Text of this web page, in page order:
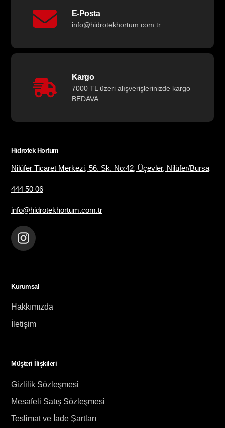
E-Posta
info@hidrotekhortum.com.tr
Kargo
7000 TL üzeri alışverişlerinizde kargo
BEDAVA
Hidrotek Hortum
Nilüfer Ticaret Merkezi, 56. Sk. No:42, Üçevler, Nilüfer/Bursa
444 50 06
info@hidrotekhortum.com.tr
Instagram
Kurumsal
Hakkımızda
İletişim
Müşteri İlişkileri
Gizlilik Sözleşmesi
Mesafeli Satış Sözleşmesi
Teslimat ve İade Şartları